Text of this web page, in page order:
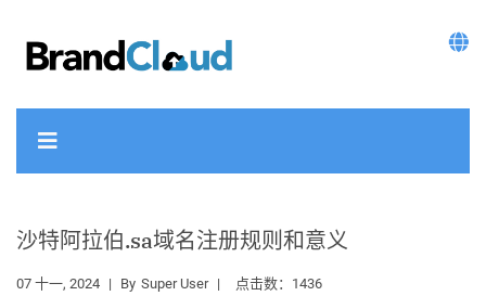
沙特阿拉伯.sa域名注册规则和意义
07 十一, 2024 By Super User 点击数：1436